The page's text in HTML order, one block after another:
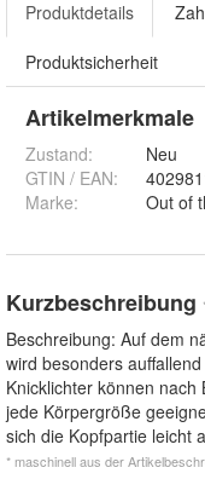
Produktdetails
Produktsicherheit
Artikelmerkmale
Zustand:
Neu
GTIN / EAN:
Marke:
Out of
Kurzbeschreibung
Beschreibung: Auf dem
wird besonders
Knicklichter können
jede Körpergröße
sich die Kopfpartie leicht
* maschinell aus der